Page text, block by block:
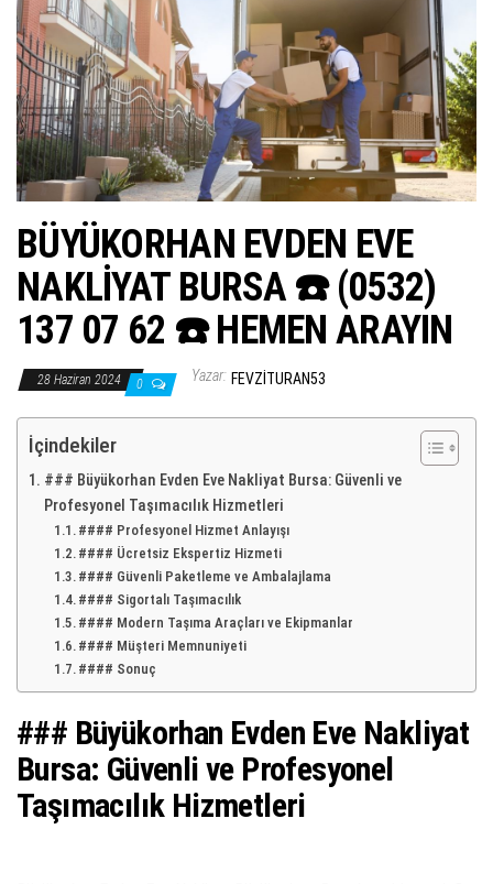
i
r
BÜYÜKORHAN EVDEN EVE
NAKLİYAT BURSA ☎️ (0532)
137 07 62 ☎️ HEMEN ARAYIN
28 Haziran 2024 0 Yazar: FEVZITURAN53
İçindekiler
### Büyükorhan Evden Eve Nakliyat Bursa: Güvenli ve
Profesyonel Taşımacılık Hizmetleri
#### Profesyonel Hizmet Anlayışı
#### Ücretsiz Ekspertiz Hizmeti
#### Güvenli Paketleme ve Ambalajlama
#### Sigortalı Taşımacılık
#### Modern Taşıma Araçları ve Ekipmanlar
#### Müşteri Memnuniyeti
#### Sonuç
### Büyükorhan Evden Eve Nakliyat
Bursa: Güvenli ve Profesyonel
Taşımacılık Hizmetleri